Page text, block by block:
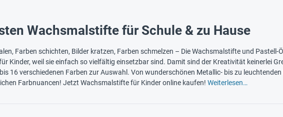
Wachsmalstifte für Schule & zu Hause
Farben schichten, Bilder kratzen, Farben schmelzen – Die Wachsmalstifte und Pastell-
Kinder, weil sie einfach so vielfältig einsetzbar sind. Damit sind der Kreativität keinerlei
16 verschiedenen Farben zur Auswahl. Von wunderschönen Metallic- bis zu
Farbnuancen! Jetzt Wachsmalstifte für Kinder online kaufen! Weiterlesen…